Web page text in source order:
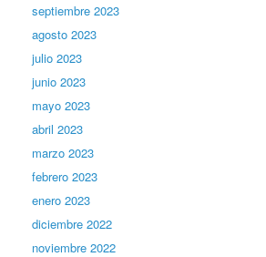
septiembre 2023
agosto 2023
julio 2023
junio 2023
mayo 2023
abril 2023
marzo 2023
febrero 2023
enero 2023
diciembre 2022
noviembre 2022